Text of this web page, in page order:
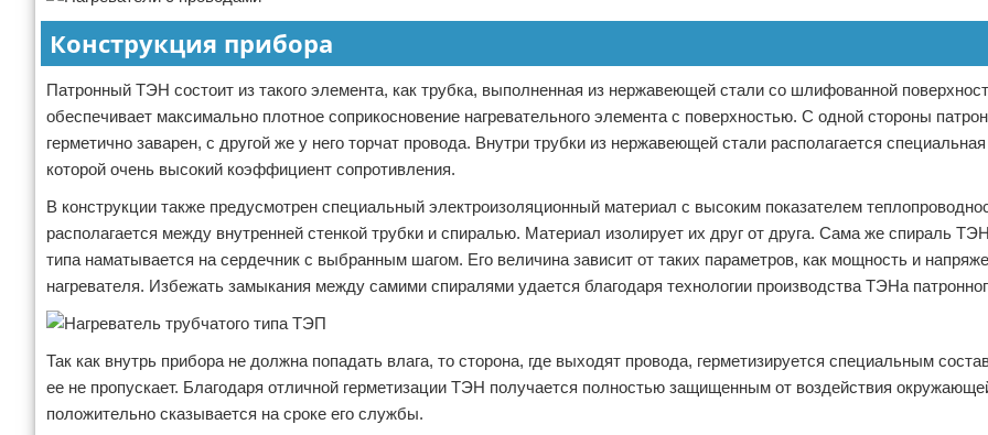
Конструкция прибора
Патронный ТЭН состоит из такого элемента, как трубка, выполненная из нержавеющей стали со шлифованной
обеспечивает максимально плотное соприкосновение нагревательного элемента с поверхностью. С одной стороны
герметично заварен, с другой же у него торчат провода. Внутри трубки из нержавеющей стали располагается
которой очень высокий коэффициент сопротивления.
В конструкции также предусмотрен специальный электроизоляционный материал с высоким показателем
располагается между внутренней стенкой трубки и спиралью. Материал изолирует их друг от друга. Сама же спираль
типа наматывается на сердечник с выбранным шагом. Его величина зависит от таких параметров, как мощность и
нагревателя. Избежать замыкания между самими спиралями удается благодаря технологии производства ТЭНа
Так как внутрь прибора не должна попадать влага, то сторона, где выходят провода, герметизируется специальным
ее не пропускает. Благодаря отличной герметизации ТЭН получается полностью защищенным от воздействия
положительно сказывается на сроке его службы.